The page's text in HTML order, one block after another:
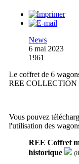
News
6 mai 2023
1961
Le coffret de 6
REE COLLECTION
Vous pouvez
l'utilisation des
REE Coffret
historique